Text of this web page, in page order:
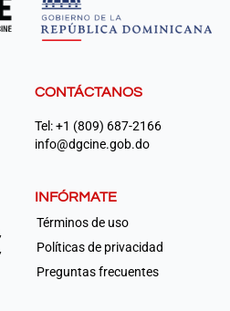
CONTÁCTANOS
Tel: +1 (809) 687-2166
info@dgcine.gob.do
INFÓRMATE
Términos de uso
Políticas de privacidad
Preguntas frecuentes